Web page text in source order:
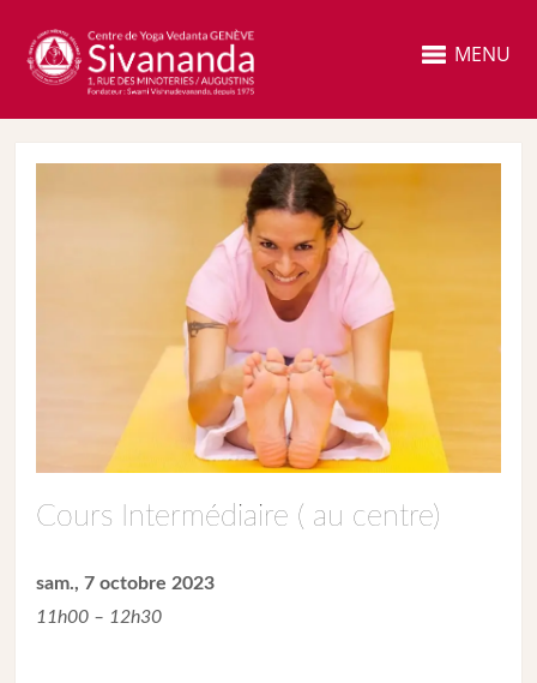
MENU
Cours Intermédiaire ( au centre)
sam., 7 octobre 2023
11h00 – 12h30